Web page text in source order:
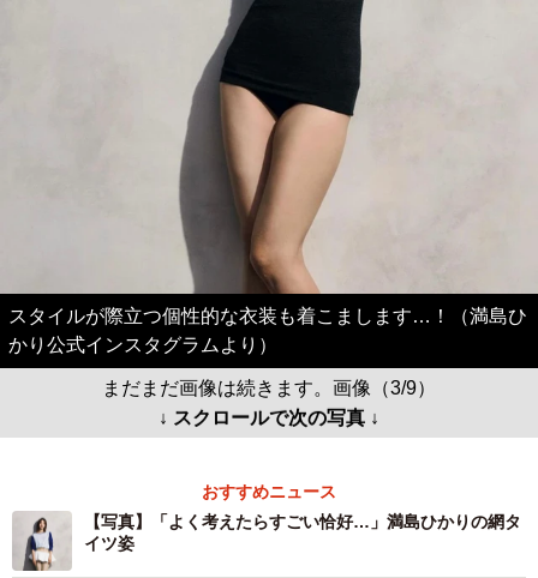
スタイルが際立つ個性的な衣装も着こまします…！（満島ひ
かり公式インスタグラムより）
まだまだ画像は続きます。画像（3/9）
↓ スクロールで次の写真 ↓
おすすめニュース
【写真】「よく考えたらすごい恰好…」満島ひかりの網タ
イツ姿